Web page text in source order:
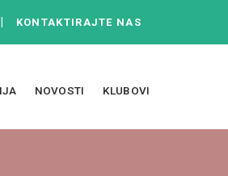
KONTAKTIRAJTE NAS
NOVOSTI KLUBOVI